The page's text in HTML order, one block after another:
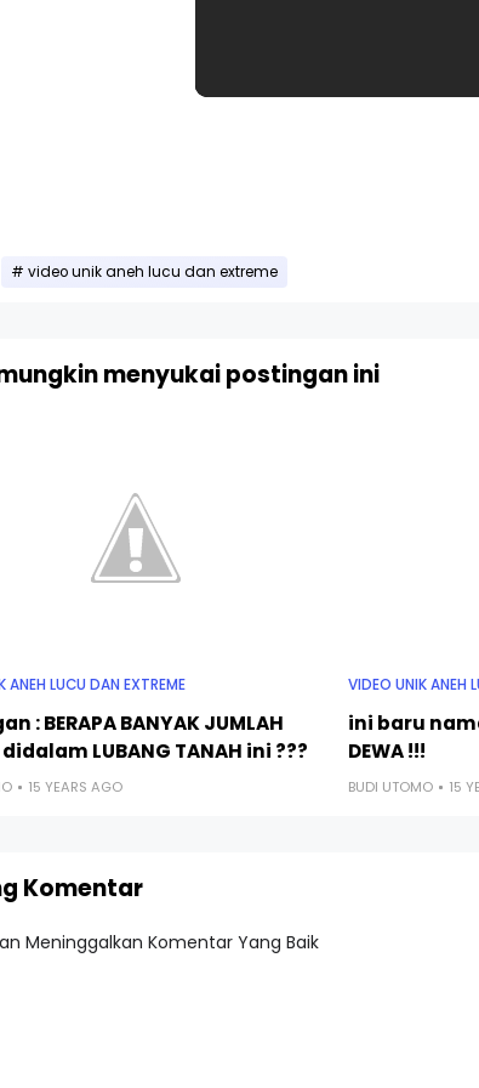
video unik aneh lucu dan extreme
menyukai postingan ini
ANEH LUCU DAN EXTREME
: BERAPA BANYAK JUMLAH
didalam LUBANG TANAH ini ???
15 YEARS AGO
VIDEO UNIK ANEH
ini baru
DEWA !!!
BUDI UTOMO 15
Komentar
Meninggalkan Komentar Yang Baik